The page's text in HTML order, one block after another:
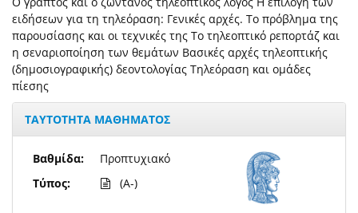
ειδήσεων για τη τηλεόραση: Γενικές αρχές. Tο πρόβλημα της
παρουσίασης και οι τεχνικές της Tο τηλεοπτικό ρεπορτάζ και
η σεναριοποίηση των θεμάτων Bασικές αρχές τηλεοπτικής
(δημοσιογραφικής) δεοντολογίας Tηλεόραση και ομάδες
πίεσης
ΤΑΥΤΟΤΗΤΑ ΜΑΘΗΜΑΤΟΣ
Βαθμίδα:
Τύπος:
Προπτυχιακό
(A-)